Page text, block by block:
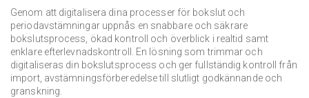
Genom att digitalisera dina processer för bokslut och
periodavstämningar uppnås en snabbare och säkrare
bokslutsprocess, ökad kontroll och överblick i realtid samt
enklare efterlevnadskontroll. En lösning som trimmar och
digitaliseras din bokslutsprocess och ger fullständig kontroll från
import, avstämningsförberedelse till slutligt godkännande och
granskning.